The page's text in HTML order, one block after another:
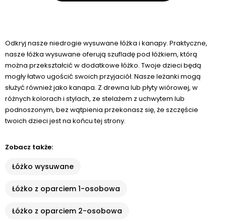
Odkryj nasze niedrogie wysuwane łóżka i kanapy. Praktyczne,
nasze łóżka wysuwane oferują szufladę pod łóżkiem, którą
można przekształcić w dodatkowe łóżko. Twoje dzieci będą
mogły łatwo ugościć swoich przyjaciół. Nasze leżanki mogą
służyć również jako kanapa. Z drewna lub płyty wiórowej, w
różnych kolorach i stylach, ze stelażem z uchwytem lub
podnoszonym, bez wątpienia przekonasz się, że szczęście
twoich dzieci jest na końcu tej strony.
Zobacz także:
Łóżko wysuwane
Łóżko z oparciem 1-osobowa
Łóżko z oparciem 2-osobowa